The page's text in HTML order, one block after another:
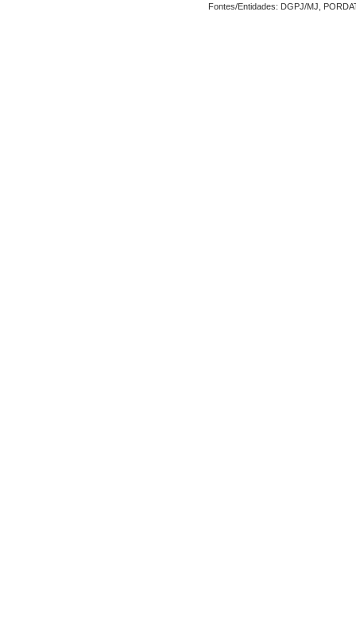
Fontes/Entidades: DGPJ/MJ,